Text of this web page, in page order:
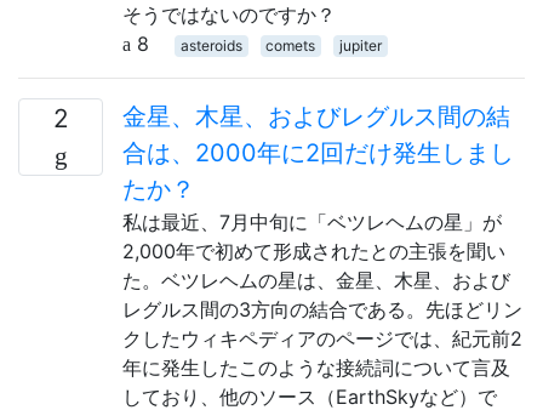
そうではないのですか？
8
asteroids comets jupiter
2
金星、木星、およびレグルス間の結
合は、2000年に2回だけ発生しまし
たか？
私は最近、7月中旬に「ベツレヘムの星」が
2,000年で初めて形成されたとの主張を聞い
た。ベツレヘムの星は、金星、木星、および
レグルス間の3方向の結合である。先ほどリン
クしたウィキペディアのページでは、紀元前2
年に発生したこのような接続詞について言及
しており、他のソース（EarthSkyなど）で